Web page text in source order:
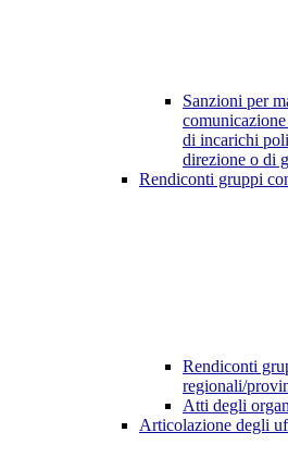
Sanzioni per
di incarichi
direzione o di
Rendiconti gruppi
Rendiconti
regionali/
Atti degli
Articolazione degli